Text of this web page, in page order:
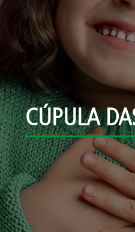
CÚPULA